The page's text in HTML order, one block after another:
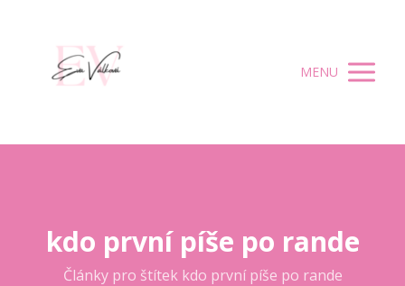
MENU
kdo první píše po rande
Články pro štítek kdo první píše po rande